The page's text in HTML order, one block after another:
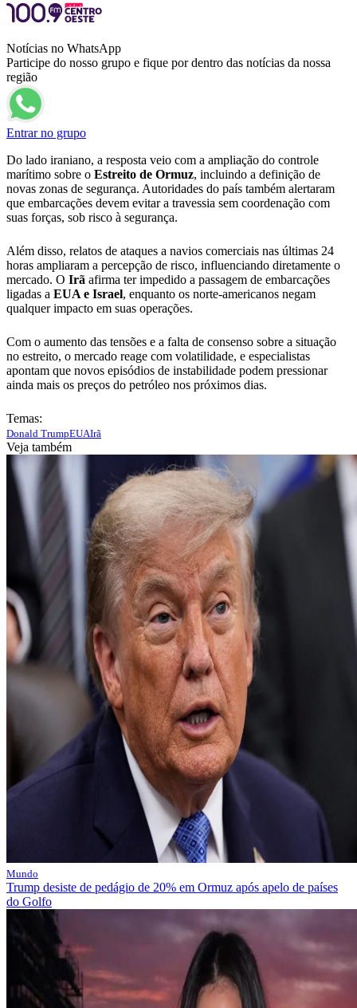
Notícias no WhatsApp
Participe do nosso grupo e fique por dentro das notícias da nossa
região
Entrar no grupo
Do lado iraniano, a resposta veio com a ampliação do controle
marítimo sobre o Estreito de Ormuz, incluindo a definição de
novas zonas de segurança. Autoridades do país também alertaram
que embarcações devem evitar a travessia sem coordenação com
suas forças, sob risco à segurança.
Além disso, relatos de ataques a navios comerciais nas últimas 24
horas ampliaram a percepção de risco, influenciando diretamente o
mercado. O Irã afirma ter impedido a passagem de embarcações
ligadas a EUA e Israel, enquanto os norte-americanos negam
qualquer impacto em suas operações.
Com o aumento das tensões e a falta de consenso sobre a situação
no estreito, o mercado reage com volatilidade, e especialistas
apontam que novos episódios de instabilidade podem pressionar
ainda mais os preços do petróleo nos próximos dias.
Temas:
Donald TrumpEUAIrã
Veja também
Mundo
Trump desiste de pedágio de 20% em Ormuz após apelo de países
do Golfo